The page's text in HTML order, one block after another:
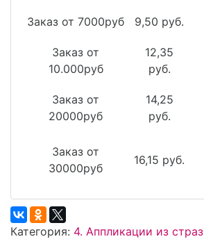
Заказ от 7000руб 9,50 руб.
Заказ от
10.000руб
12,35
руб.
Заказ от
20000руб
14,25
руб.
Заказ от
30000руб
16,15 руб.
Категория: 4. Аппликации из страз